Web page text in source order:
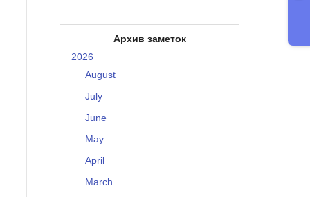
Архив заметок
2026
August
July
June
May
April
March